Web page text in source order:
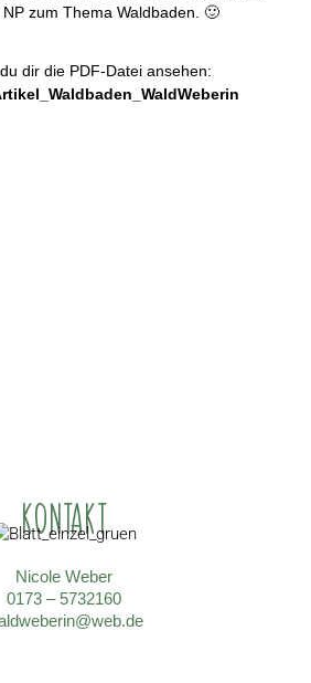
zum Thema Waldbaden. 🙂
dir die PDF-Datei ansehen:
KONTAKT
Nicole Weber
0173 – 5732160